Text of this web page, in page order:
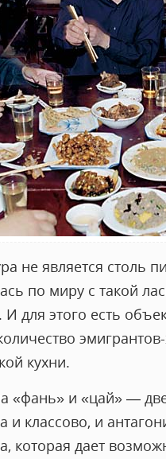
не является столь
по миру с такой
для этого есть
кухни.
«фань» и «цай» —
и классово, и
которая дает